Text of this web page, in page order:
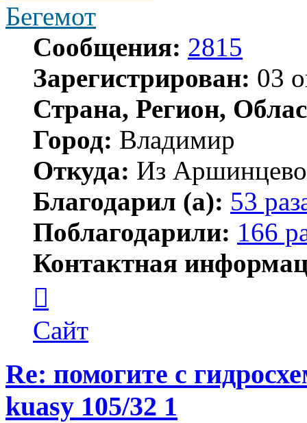
Бегемот
Сообщения: 2815
Зарегистрирован: 03
Страна, Регион,
Город: Владимир
Откуда: Из
Благодарил (а): 53
Поблагодарили: 166
Контактная
пользователя
Бегемот
Сайт
Re: помогите с
kuasy 105/32 1